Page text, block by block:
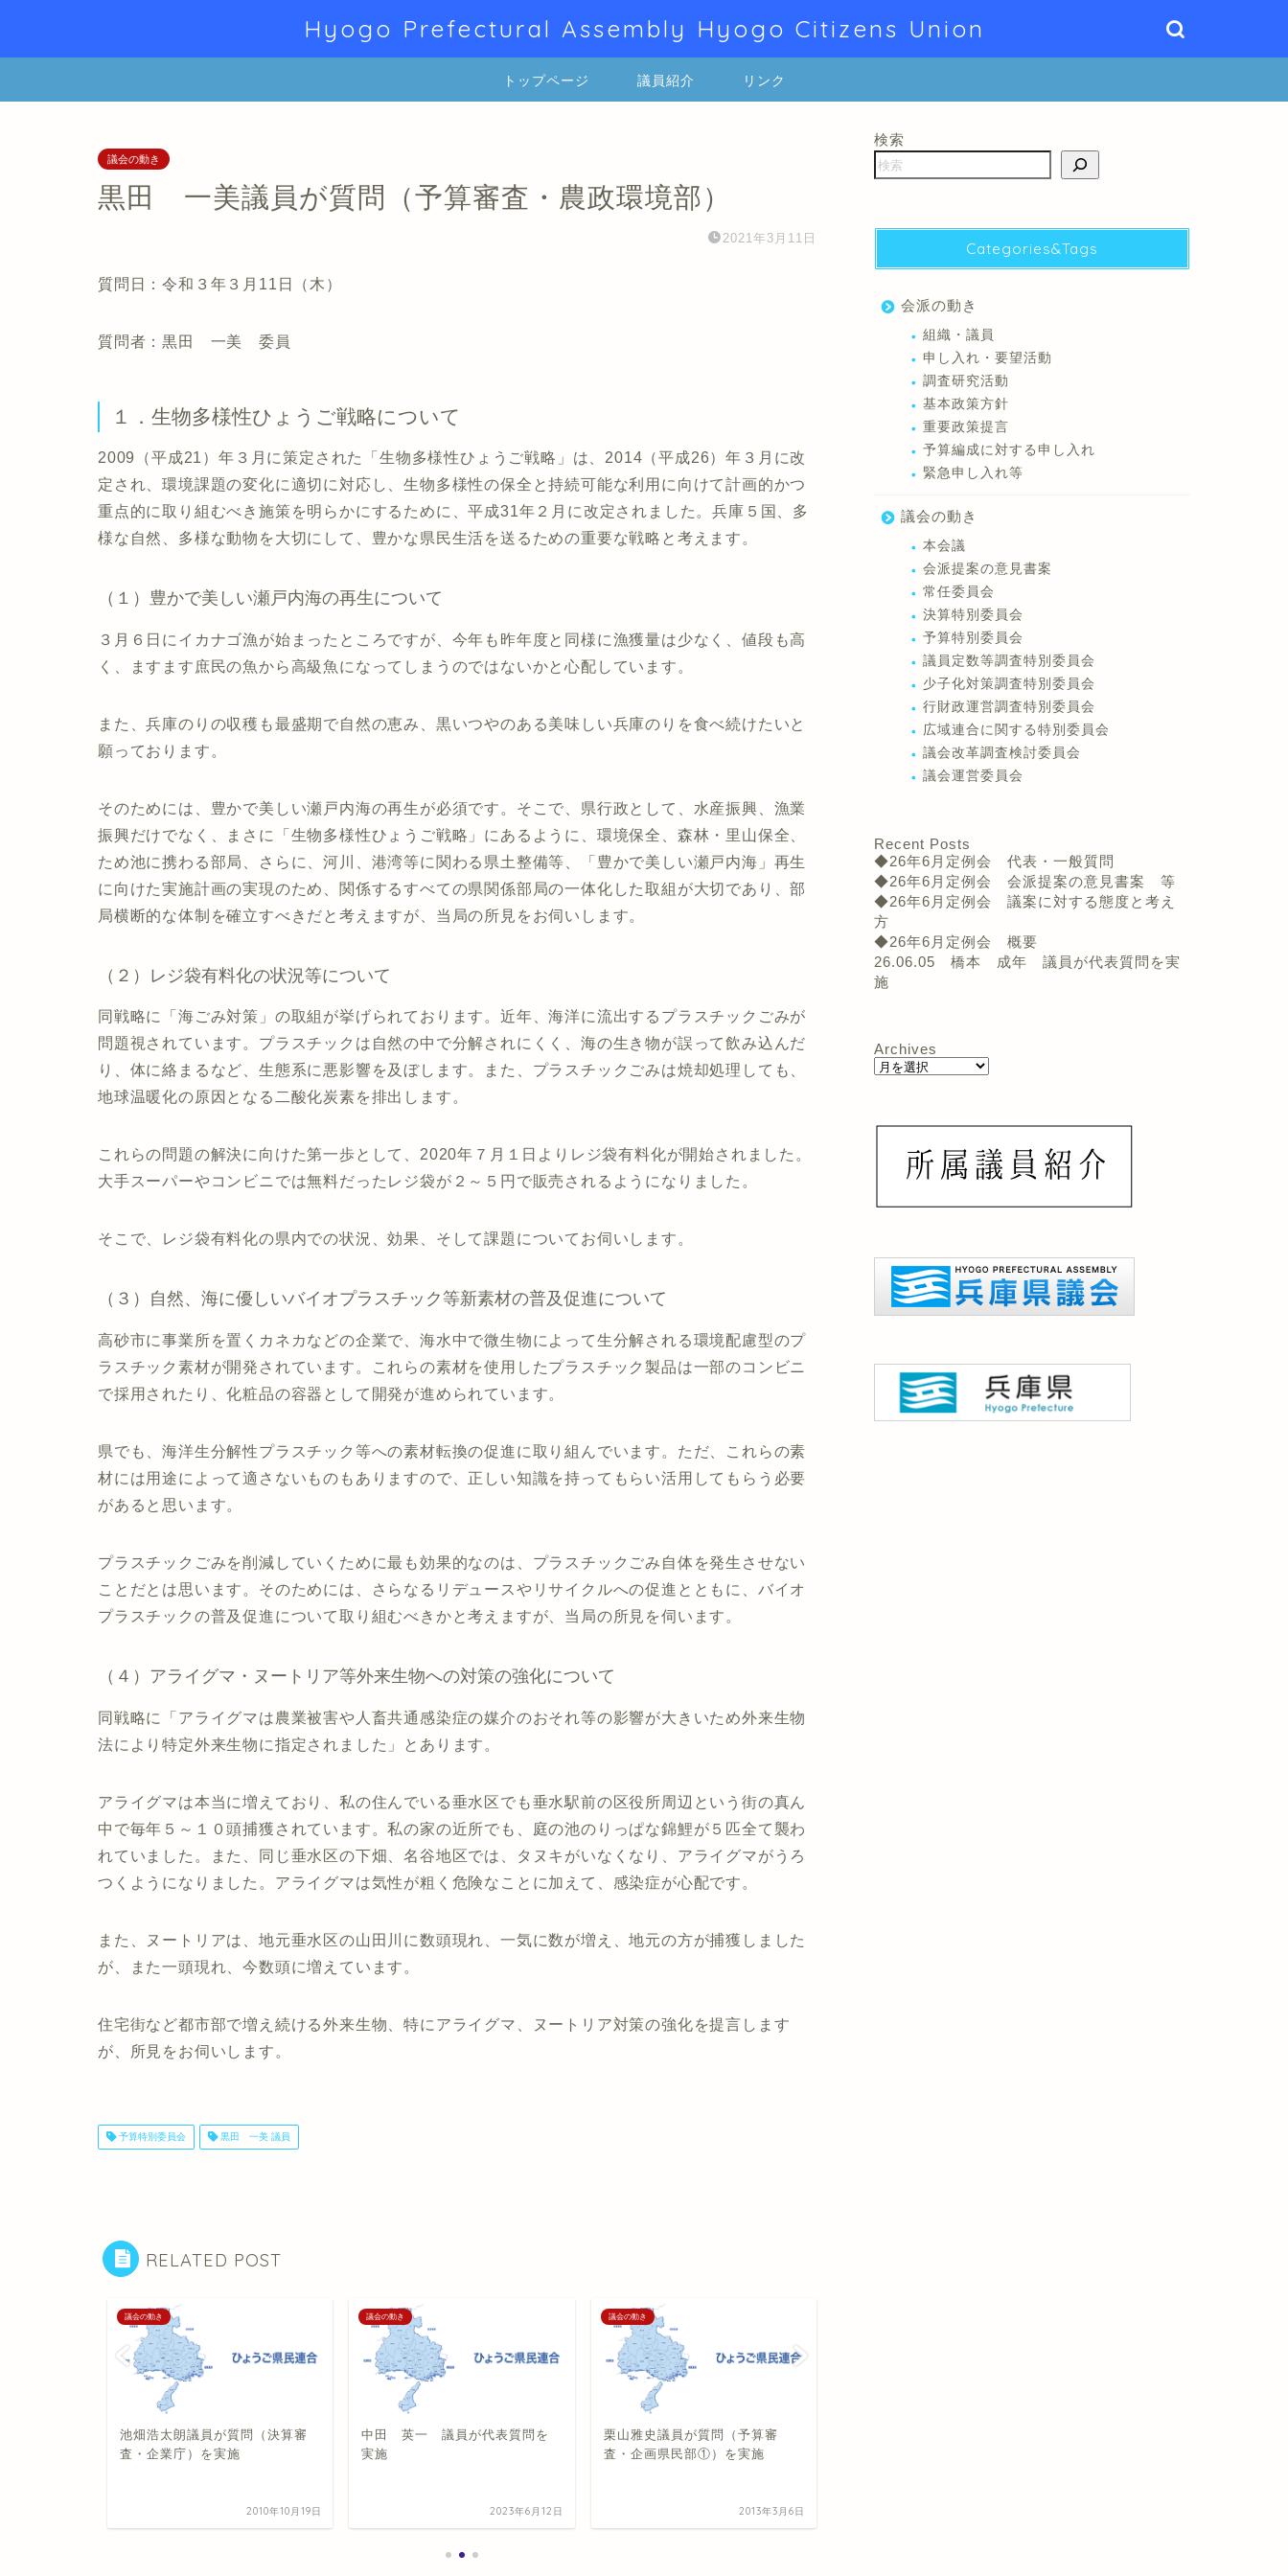
Hyogo Prefectural Assembly Hyogo Citizens Union
トップページ 議員紹介 リンク
議会の動き
黒田 一美議員が質問（予算審査・農政環境部）
2021年3月11日
質問日：令和３年３月11日（木）
質問者：黒田 一美 委員
１．生物多様性ひょうご戦略について
2009（平成21）年３月に策定された「生物多様性ひょうご戦略」は、2014（平成26）年３月に改
定され、環境課題の変化に適切に対応し、生物多様性の保全と持続可能な利用に向けて計画的かつ
重点的に取り組むべき施策を明らかにするために、平成31年２月に改定されました。兵庫５国、多
様な自然、多様な動物を大切にして、豊かな県民生活を送るための重要な戦略と考えます。
（１）豊かで美しい瀬戸内海の再生について
３月６日にイカナゴ漁が始まったところですが、今年も昨年度と同様に漁獲量は少なく、値段も高
く、ますます庶民の魚から高級魚になってしまうのではないかと心配しています。
また、兵庫のりの収穫も最盛期で自然の恵み、黒いつやのある美味しい兵庫のりを食べ続けたいと
願っております。
そのためには、豊かで美しい瀬戸内海の再生が必須です。そこで、県行政として、水産振興、漁業
振興だけでなく、まさに「生物多様性ひょうご戦略」にあるように、環境保全、森林・里山保全、
ため池に携わる部局、さらに、河川、港湾等に関わる県土整備等、「豊かで美しい瀬戸内海」再生
に向けた実施計画の実現のため、関係するすべての県関係部局の一体化した取組が大切であり、部
局横断的な体制を確立すべきだと考えますが、当局の所見をお伺いします。
（２）レジ袋有料化の状況等について
同戦略に「海ごみ対策」の取組が挙げられております。近年、海洋に流出するプラスチックごみが
問題視されています。プラスチックは自然の中で分解されにくく、海の生き物が誤って飲み込んだ
り、体に絡まるなど、生態系に悪影響を及ぼします。また、プラスチックごみは焼却処理しても、
地球温暖化の原因となる二酸化炭素を排出します。
これらの問題の解決に向けた第一歩として、2020年７月１日よりレジ袋有料化が開始されました。
大手スーパーやコンビニでは無料だったレジ袋が２～５円で販売されるようになりました。
そこで、レジ袋有料化の県内での状況、効果、そして課題についてお伺いします。
（３）自然、海に優しいバイオプラスチック等新素材の普及促進について
高砂市に事業所を置くカネカなどの企業で、海水中で微生物によって生分解される環境配慮型のプ
ラスチック素材が開発されています。これらの素材を使用したプラスチック製品は一部のコンビニ
で採用されたり、化粧品の容器として開発が進められています。
県でも、海洋生分解性プラスチック等への素材転換の促進に取り組んでいます。ただ、これらの素
材には用途によって適さないものもありますので、正しい知識を持ってもらい活用してもらう必要
があると思います。
プラスチックごみを削減していくために最も効果的なのは、プラスチックごみ自体を発生させない
ことだとは思います。そのためには、さらなるリデュースやリサイクルへの促進とともに、バイオ
プラスチックの普及促進について取り組むべきかと考えますが、当局の所見を伺います。
（４）アライグマ・ヌートリア等外来生物への対策の強化について
同戦略に「アライグマは農業被害や人畜共通感染症の媒介のおそれ等の影響が大きいため外来生物
法により特定外来生物に指定されました」とあります。
アライグマは本当に増えており、私の住んでいる垂水区でも垂水駅前の区役所周辺という街の真ん
中で毎年５～１０頭捕獲されています。私の家の近所でも、庭の池のりっぱな錦鯉が５匹全て襲わ
れていました。また、同じ垂水区の下畑、名谷地区では、タヌキがいなくなり、アライグマがうろ
つくようになりました。アライグマは気性が粗く危険なことに加えて、感染症が心配です。
また、ヌートリアは、地元垂水区の山田川に数頭現れ、一気に数が増え、地元の方が捕獲しました
が、また一頭現れ、今数頭に増えています。
住宅街など都市部で増え続ける外来生物、特にアライグマ、ヌートリア対策の強化を提言します
が、所見をお伺いします。
予算特別委員会 黒田 一美 議員
RELATED POST
議会の動き
池畑浩太朗議員が質問（決算審
査・企業庁）を実施
2010年10月19日
議会の動き
中田 英一 議員が代表質問を
実施
2023年6月12日
議会の動き
栗山雅史議員が質問（予算審
査・企画県民部①）を実施
2013年3月6日
検索
Categories&Tags
会派の動き
組織・議員
申し入れ・要望活動
調査研究活動
基本政策方針
重要政策提言
予算編成に対する申し入れ
緊急申し入れ等
議会の動き
本会議
会派提案の意見書案
常任委員会
決算特別委員会
予算特別委員会
議員定数等調査特別委員会
少子化対策調査特別委員会
行財政運営調査特別委員会
広域連合に関する特別委員会
議会改革調査検討委員会
議会運営委員会
Recent Posts
◆26年6月定例会 代表・一般質問
◆26年6月定例会 会派提案の意見書案 等
◆26年6月定例会 議案に対する態度と考え
方
◆26年6月定例会 概要
26.06.05 橋本 成年 議員が代表質問を実
施
Archives